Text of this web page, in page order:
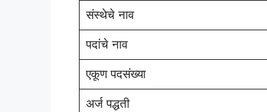
संस्थेचे नाव
पदांचे नाव
एकूण पदसंख्या
अर्ज पद्धती